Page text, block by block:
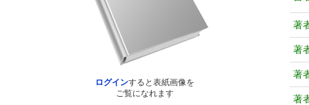
ログインすると表紙画像を
ご覧になれます
著
著
著
著